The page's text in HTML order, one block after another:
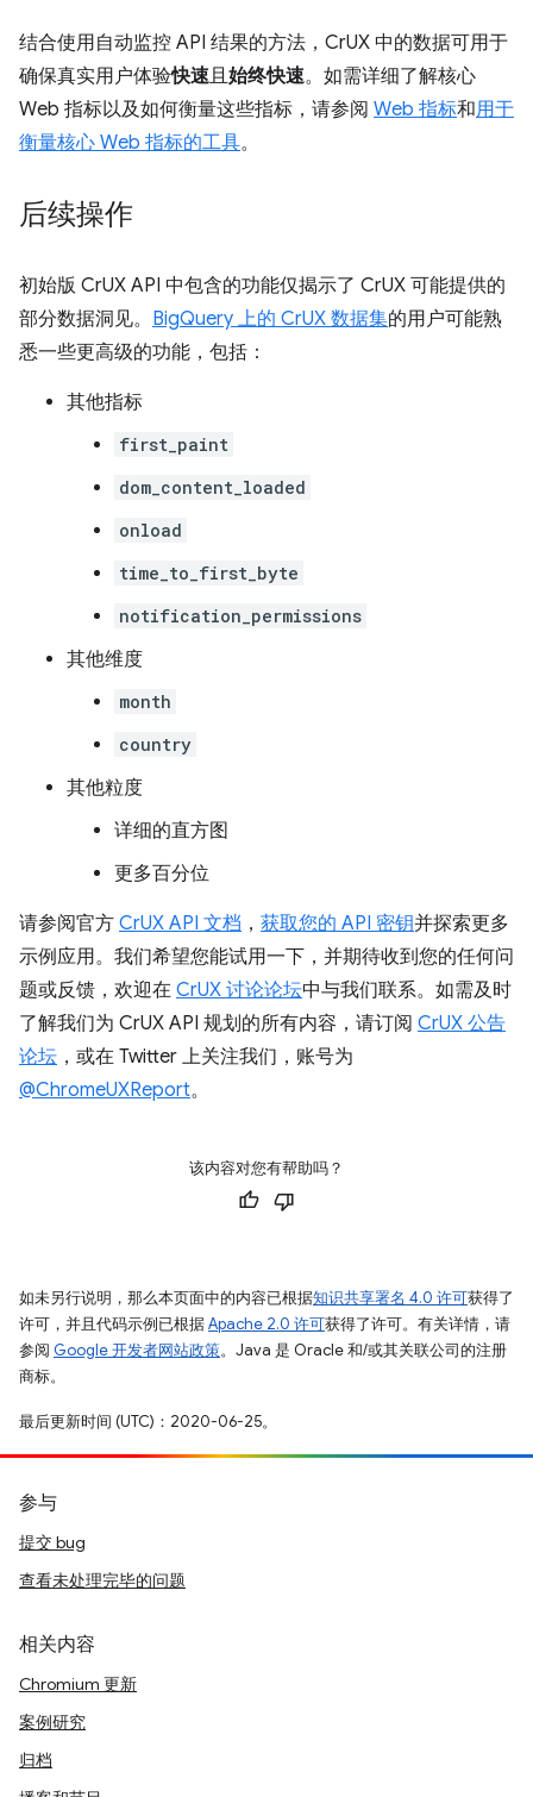
结合使用自动监控 API 结果的方法，CrUX 中的数据可用于
确保真实用户体验快速且 始终快速。如需详细了解核心
Web 指标以及如何衡量这些指标，请参阅 Web 指标和用于
衡量核心 Web 指标的工具。
后续操作
初始版 CrUX API 中包含的功能仅揭示了 CrUX 可能提供的
部分数据洞见。 BigQuery 上的 CrUX 数据集的用户可能熟
悉一些更高级的功能，包括：
其他指标
first_paint
dom_content_loaded
onload
time_to_first_byte
notification_permissions
其他维度
month
country
其他粒度
详细的直方图
更多百分位
请参阅官方 CrUX API 文档 ， 获取您的 API 密钥并探索更多
示例应用。我们希望您能试用一下，并期待收到您的任何问
题或反馈，欢迎在 CrUX 讨论论坛中与我们联系。如需及时
了解我们为 CrUX API 规划的所有内容，请订阅 CrUX 公告
论坛 ，或在 Twitter 上关注我们，账号为
@ChromeUXReport。
该内容对您有帮助吗？
如未另行说明，那么本页面中的内容已根据知识共享署名 4.0 许可获得了
许可，并且代码示例已根据Apache 2.0 许可获得了许可。有关详情，请
参阅 Google 开发者网站政策。Java 是 Oracle 和/或其关联公司的注册
商标。
最后更新时间 (UTC)：2020-06-25。
参与
提交 bug
查看未处理完毕的问题
相关内容
Chromium 更新
案例研究
归档